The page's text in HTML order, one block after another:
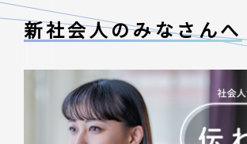
新社会人のみなさんへ